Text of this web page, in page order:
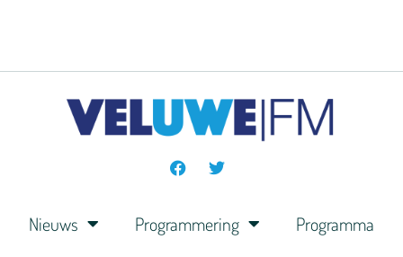
Nieuws Programmering
Programma